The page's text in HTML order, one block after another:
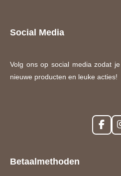
Social Media
Volg ons op social media zodat
nieuwe producten en leuke acties!
F
a
Betaalmethoden